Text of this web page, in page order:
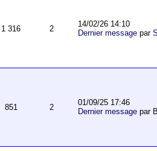
1 316 2
14/02/26 14:10
Dernier messagepar
851 2
01/09/25 17:46
Dernier messagepar